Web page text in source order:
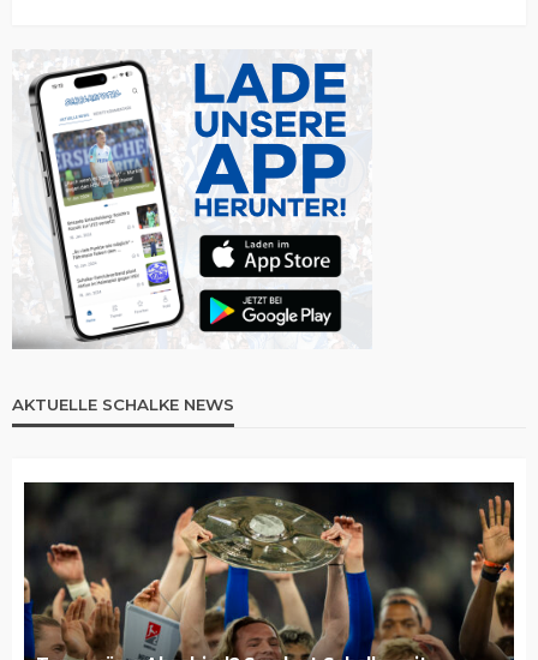
AKTUELLE SCHALKE NEWS